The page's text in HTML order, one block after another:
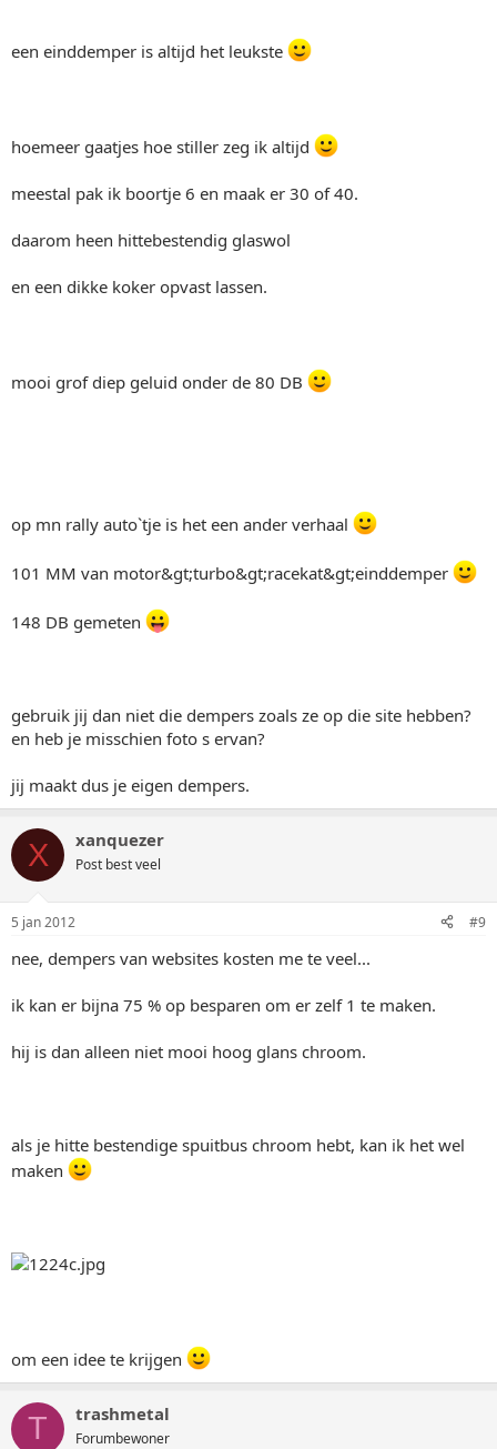
een einddemper is altijd het leukste
hoemeer gaatjes hoe stiller zeg ik altijd
meestal pak ik boortje 6 en maak er 30 of 40.
daarom heen hittebestendig glaswol
en een dikke koker opvast lassen.
mooi grof diep geluid onder de 80 DB
op mn rally auto`tje is het een ander verhaal
101 MM van motor&gt;turbo&gt;racekat&gt;einddemper
148 DB gemeten
gebruik jij dan niet die dempers zoals ze op die site hebben?
en heb je misschien foto s ervan?
jij maakt dus je eigen dempers.
X xanquezer
Post best veel
5 jan 2012 #9
nee, dempers van websites kosten me te veel...
ik kan er bijna 75 % op besparen om er zelf 1 te maken.
hij is dan alleen niet mooi hoog glans chroom.
als je hitte bestendige spuitbus chroom hebt, kan ik het wel
maken
om een idee te krijgen
T trashmetal
Forumbewoner